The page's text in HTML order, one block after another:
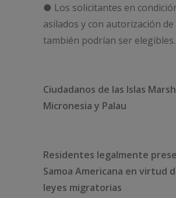
● Los solicitantes en
asilados y con autorización
también podrían ser elegibles.
Ciudadanos de las Islas
Micronesia y Palau
Residentes legalmente
Samoa Americana en virtud
leyes migratorias